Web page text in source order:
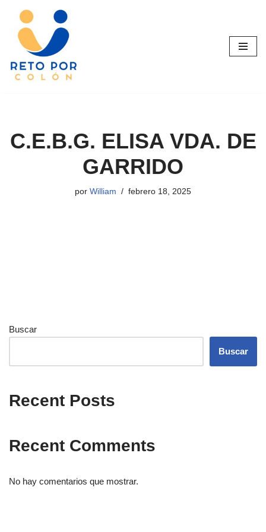
Saltar
contenido
C.E.B.G. ELISA VDA. DE
GARRIDO
por William febrero 18, 2025
Buscar
Buscar
Recent Posts
Recent Comments
No hay comentarios que mostrar.